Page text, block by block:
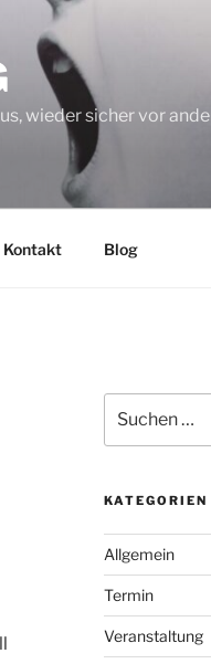
wieder sicher vor
Kontakt Blog
nach:
KATEGORIEN
Allgemein
Termin
Veranstaltung